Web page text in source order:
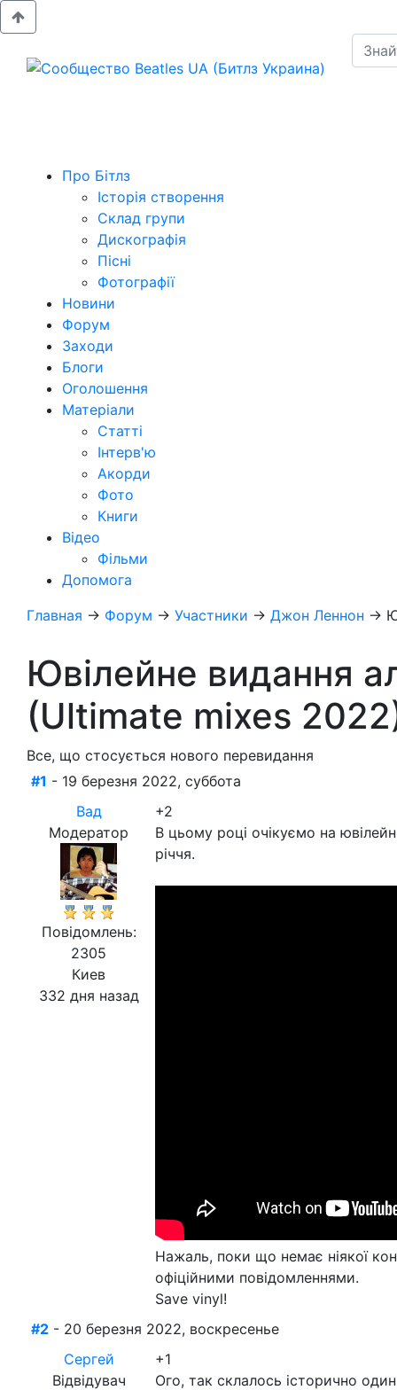
Про Бітлз
Історія створення
Склад групи
Дискографія
Пісні
Фотографії
Новини
Форум
Заходи
Блоги
Оголошення
Матеріали
Статті
Інтерв'ю
Акорди
Фото
Книги
Відео
Фільми
Допомога
Главная → Форум → Участники → Джон Леннон →
Ювілейне видання
(Ultimate mixes
Все, що стосується нового перевидання
#1 - 19 березня 2022, суббота
Вад
Модератор
Повідомлень:
2305
Киев
332 дня назад
+2
В цьому році очікуємо на
річчя.
Нажаль, поки що немає ніякої
офіційними повідомленнями.
Save vinyl!
#2 - 20 березня 2022, воскресенье
Сергей
Відвідувач
+1
Ого, так склалось історично